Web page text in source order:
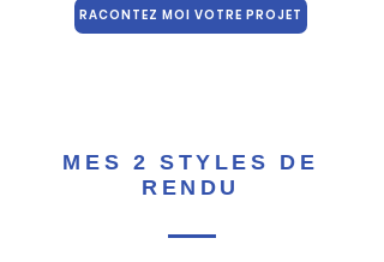
RACONTEZ MOI VOTRE PROJET
MES 2 STYLES DE
RENDU